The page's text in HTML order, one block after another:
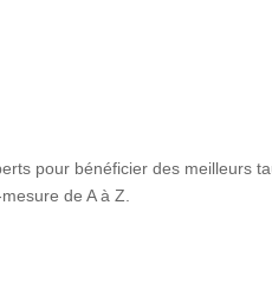
pour bénéficier des meilleurs
de A à Z.